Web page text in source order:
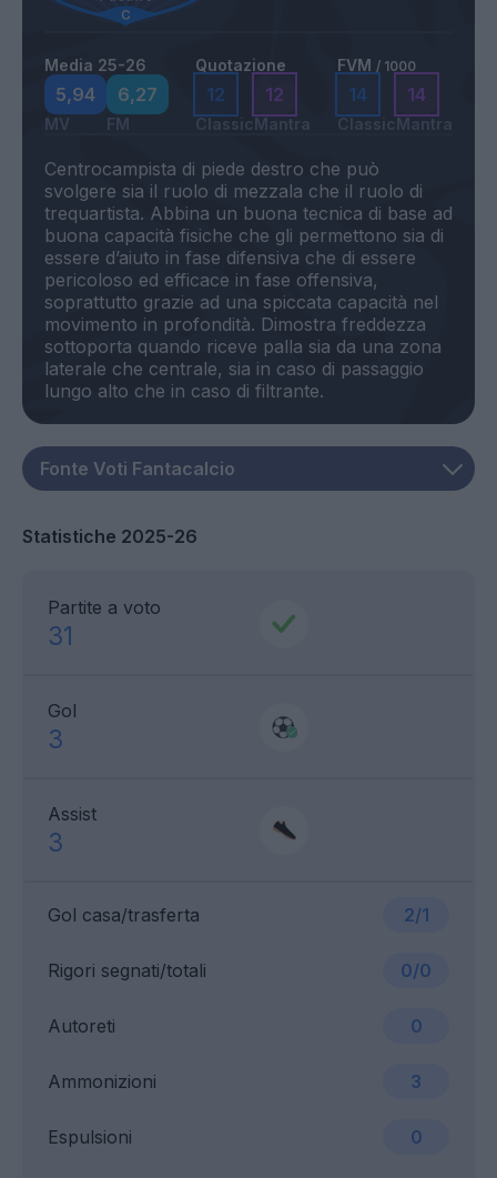
Media 25-26
5,94
MV
6,27
FM
Quotazione
12
Classic
12
Mantra
FVM / 1000
14
Classic
14
Mantra
Centrocampista di piede destro che può
svolgere sia il ruolo di mezzala che il ruolo di
trequartista. Abbina un buona tecnica di base ad
buona capacità fisiche che gli permettono sia di
essere d’aiuto in fase difensiva che di essere
pericoloso ed efficace in fase offensiva,
soprattutto grazie ad una spiccata capacità nel
movimento in profondità. Dimostra freddezza
sottoporta quando riceve palla sia da una zona
laterale che centrale, sia in caso di passaggio
Statistiche 2025-26
Partite a voto
31
Gol
3
Assist
3
Gol casa/trasferta 2/1
Ammonizioni 3
Rigori segnati/totali 0/0
Espulsioni 0
Autoreti 0